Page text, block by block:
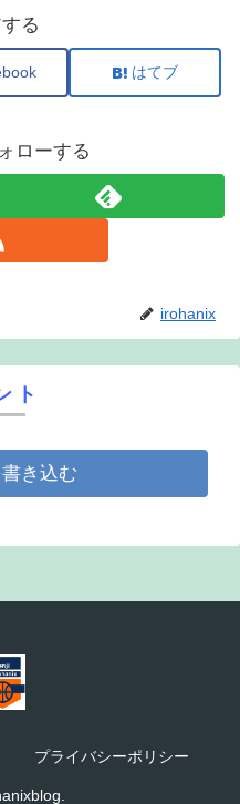
る
はてブ
ローする
irohanix
ト
き込む
プライバシーポリシー